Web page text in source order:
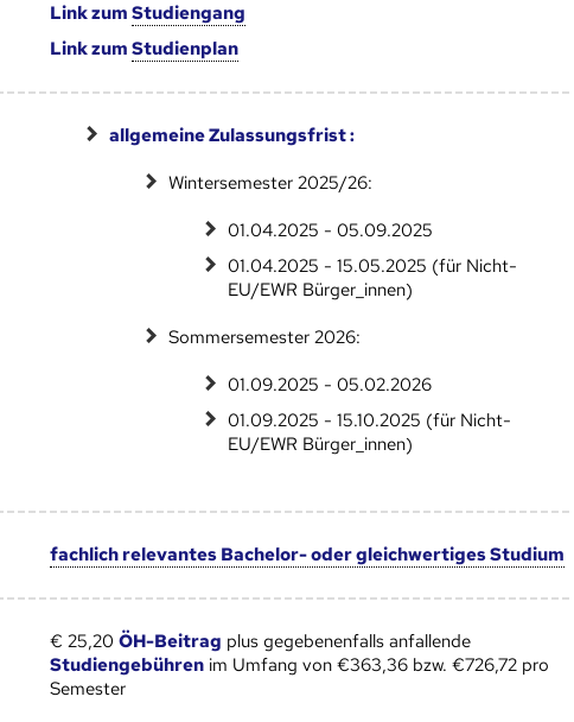
Link zum Studien­gang
Link zum Studien­plan
allgemeine Zulassungsfrist :
Wintersemester 2025/26:
01.04.2025 - 05.09.2025
01.04.2025 - 15.05.2025 (für Nicht-
EU/EWR Bürger_innen)
Sommersemester 2026:
01.09.2025 - 05.02.2026
01.09.2025 - 15.10.2025 (für Nicht-
EU/EWR Bürger_innen)
fachlich relevantes Bachelor- oder gleichwertiges Studium
€ 25,20 ÖH-Beitrag plus gegebenenfalls anfallende
Studiengebührenim Umfang von €363,36 bzw. €726,72 pro
Semester